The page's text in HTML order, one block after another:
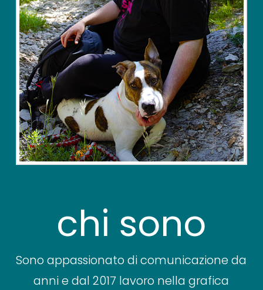
chi sono
Sono appassionato di comunicazione da
anni e dal 2017 lavoro nella grafica